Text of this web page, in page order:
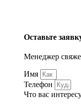
Оставьте
Менеджер
Имя
Телефон
Что вас